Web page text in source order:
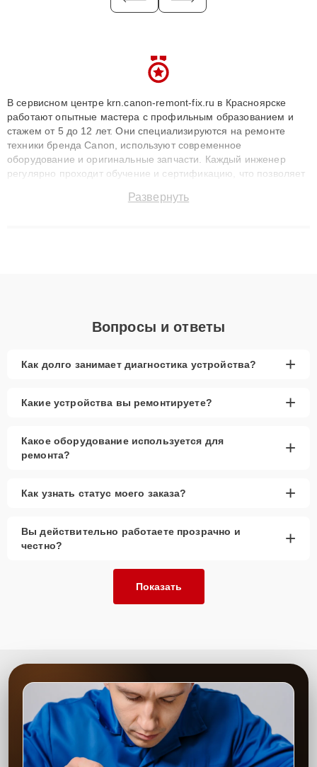
В сервисном центре krn.canon-remont-fix.ru в Красноярске
работают опытные мастера с профильным образованием и
стажем от 5 до 12 лет. Они специализируются на ремонте
техники бренда Canon, используют современное
оборудование и оригинальные запчасти. Каждый инженер
регулярно проходит обучение и сертификацию, что позволяет
технику с сохранением гарантии до 3 лет. Наши мастера
Развернуть
Вопросы и ответы
Как долго занимает диагностика устройства? +
Какие устройства вы ремонтируете? +
Какое оборудование используется для
ремонта?
+
Как узнать статус моего заказа? +
Вы действительно работаете прозрачно и
честно?
+
Показать